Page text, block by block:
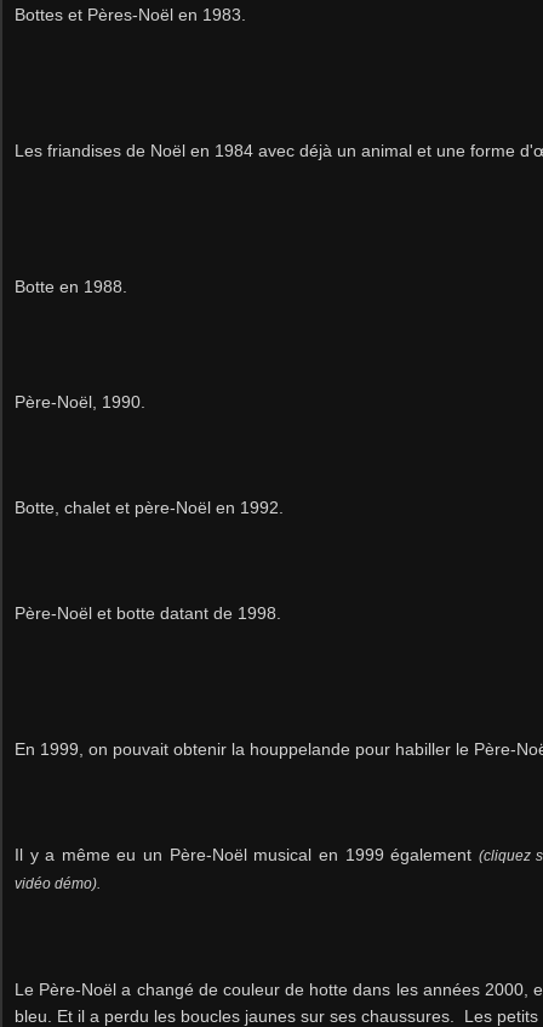
Bottes et Pères-Noël en 1983.
Les friandises de Noël en 1984 avec déjà un animal et une forme
Botte en 1988.
Père-Noël, 1990.
Botte, chalet et père-Noël en 1992.
Père-Noël et botte datant de 1998.
En 1999, on pouvait obtenir la houppelande pour habiller le Père-
Il y a même eu un Père-Noël musical en 1999 également (cliquez
vidéo démo).
Le Père-Noël a changé de couleur de hotte dans les années 2000,
bleu. Et il a perdu les boucles jaunes sur ses chaussures. Les